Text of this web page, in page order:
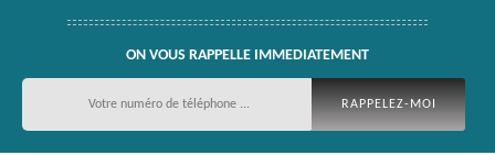
ON VOUS RAPPELLE IMMEDIATEMENT